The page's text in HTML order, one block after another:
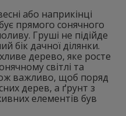
або наприкінці
прямого сонячного
Груші не підійде
бік дачної ділянки.
дерево, яке росте
світлі та
важливо, щоб поряд
дерев, а ґрунт з
елементів був